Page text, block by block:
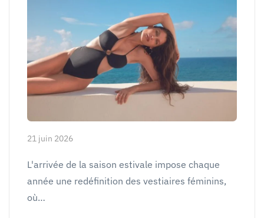
21 juin 2026
L'arrivée de la saison estivale impose chaque
année une redéfinition des vestiaires féminins,
où…